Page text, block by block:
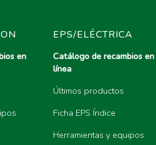
en
EPS/ELÉCTRICA
Catálogo de recambios en
línea
Últimos productos
Ficha EPS Índice
Herramientas y equipos